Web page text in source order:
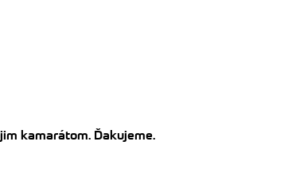
kamarátom. Ďakujeme.